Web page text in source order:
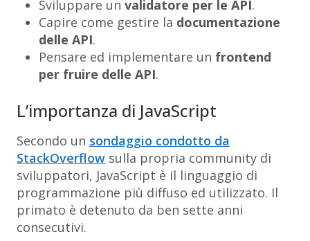
Sviluppare un validatore per le API.
Capire come gestire la documentazione
delle API.
Pensare ed implementare un frontend
per fruire delle API.
L’importanza di JavaScript
Secondo un sondaggio condotto da
StackOverflow sulla propria community di
sviluppatori, JavaScript è il linguaggio di
programmazione più diffuso ed utilizzato. Il
primato è detenuto da ben sette anni
consecutivi.